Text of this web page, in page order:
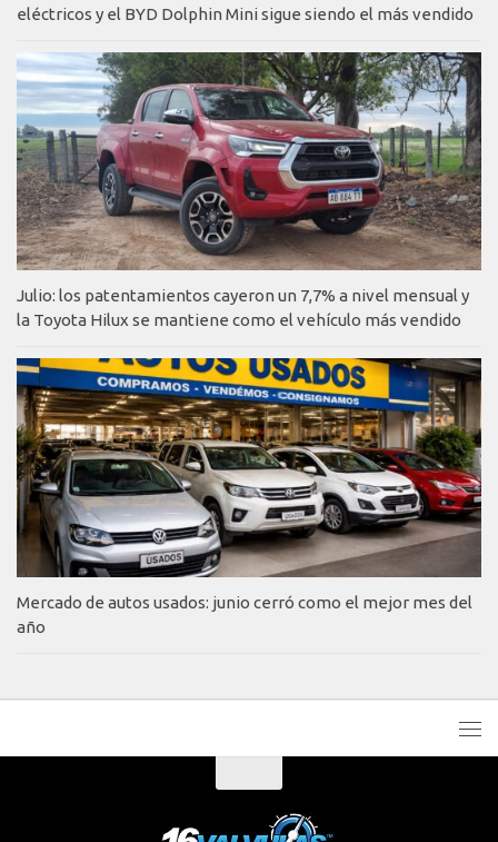
eléctricos y el BYD Dolphin Mini sigue siendo el más vendido
Julio: los patentamientos cayeron un 7,7% a nivel mensual y
la Toyota Hilux se mantiene como el vehículo más vendido
Mercado de autos usados: junio cerró como el mejor mes del
año